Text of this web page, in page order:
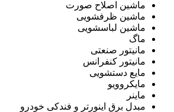
ماشین اصلاح صورت
ماشین ظرفشویی
ماشین لباسشویی
ماگ
مانیتور صنعتی
مانیتور کنفرانس
مایع دستشویی
مایکروویو
ماینر
مبدل برق اینورتر و فندکی خودرو